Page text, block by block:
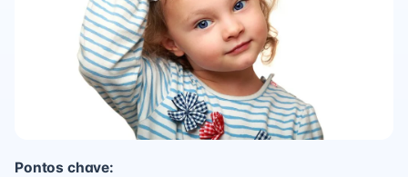
Pontos chave: